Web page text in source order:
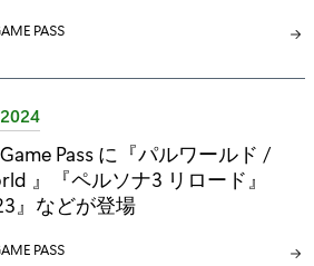
PASS
Pass に『パルワールド /
』『ペルソナ3 リロード』
23』などが登場
PASS